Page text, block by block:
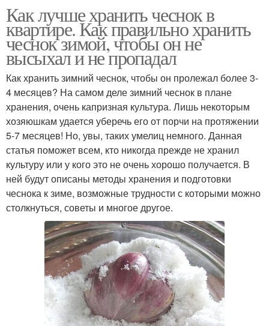
Как лучше хранить чеснок в
квартире. Как правильно хранить
чеснок зимой, чтобы он не
высыхал и не пропадал
Как хранить зимний чеснок, чтобы он пролежал более 3-
4 месяцев? На самом деле зимний чеснок в плане
хранения, очень капризная культура. Лишь некоторым
хозяюшкам удается уберечь его от порчи на протяжении
5-7 месяцев! Но, увы, таких умелиц немного. Данная
статья поможет всем, кто никогда прежде не хранил
культуру или у кого это не очень хорошо получается. В
ней будут описаны методы хранения и подготовки
чеснока к зиме, возможные трудности с которыми можно
столкнуться, советы и многое другое.